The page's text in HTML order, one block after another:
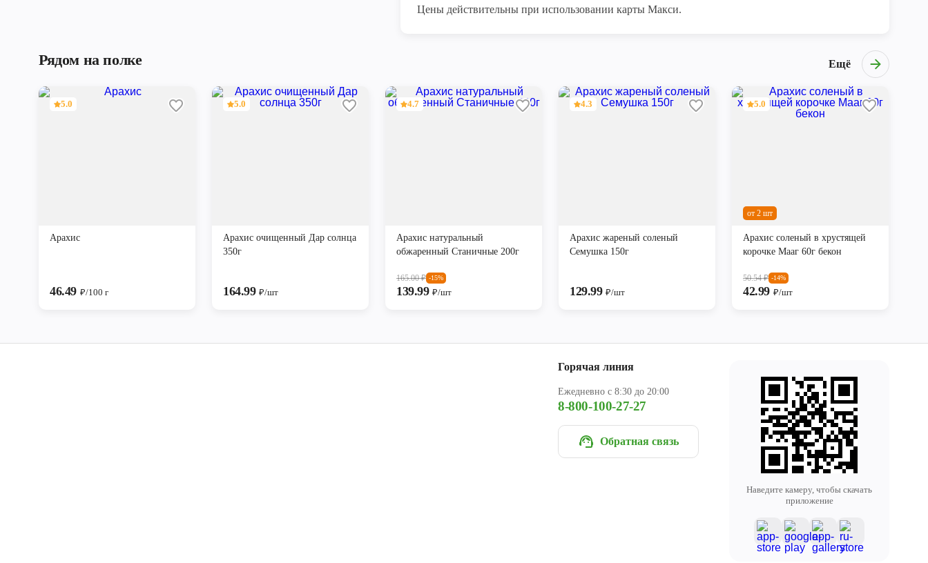
Цены действительны при использовании карты Макси.
Рядом на полке Ещё
5.0
Арахис
46.49 ₽/100 г
5.0
Арахис очищенный Дар солнца
350г
164.99₽/шт
4.7
Арахис натуральный
обжаренный Станичные 200г
165.00₽ -15%
139.99₽/шт
4.3
Арахис жареный соленый
Семушка 150г
129.99₽/шт
от 2 шт
5.0
Арахис соленый в хрустящей
корочке Мааг 60г бекон
50.54₽ -14%
42.99 ₽/шт
Горячая линия
Ежедневно с 8:30 до 20:00
8-800-100-27-27
Обратная связь
Наведите камеру, чтобы скачать
приложение